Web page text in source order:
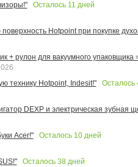
Осталось 11 дней
Hotpoint при покупке
+ рулон для вакуумного упаковщика
технику Hotpoint, Indesit!"
Осталось
DEXP и электрическая зубная
Acer!" Осталось 10дней
Осталось 38дней